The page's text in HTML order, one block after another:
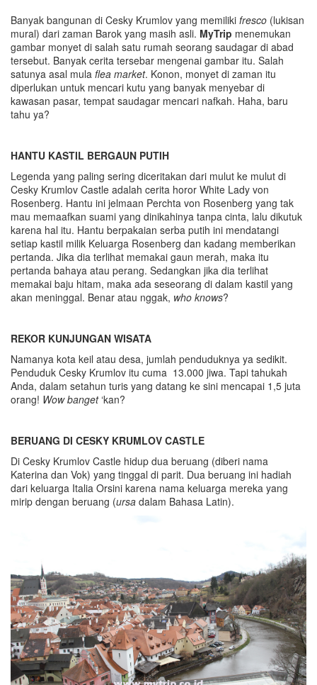
Banyak bangunan di Cesky Krumlov yang memiliki fresco (lukisan
mural) dari zaman Barok yang masih asli. MyTrip menemukan
gambar monyet di salah satu rumah seorang saudagar di abad
tersebut. Banyak cerita tersebar mengenai gambar itu. Salah
satunya asal mula flea market. Konon, monyet di zaman itu
diperlukan untuk mencari kutu yang banyak menyebar di
kawasan pasar, tempat saudagar mencari nafkah. Haha, baru
tahu ya?
HANTU KASTIL BERGAUN PUTIH
Legenda yang paling sering diceritakan dari mulut ke mulut di
Cesky Krumlov Castle adalah cerita horor White Lady von
Rosenberg. Hantu ini jelmaan Perchta von Rosenberg yang tak
mau memaafkan suami yang dinikahinya tanpa cinta, lalu dikutuk
karena hal itu. Hantu berpakaian serba putih ini mendatangi
setiap kastil milik Keluarga Rosenberg dan kadang memberikan
pertanda. Jika dia terlihat memakai gaun merah, maka itu
pertanda bahaya atau perang. Sedangkan jika dia terlihat
memakai baju hitam, maka ada seseorang di dalam kastil yang
akan meninggal. Benar atau nggak, who knows?
REKOR KUNJUNGAN WISATA
Namanya kota keil atau desa, jumlah penduduknya ya sedikit.
Penduduk Cesky Krumlov itu cuma 13.000 jiwa. Tapi tahukah
Anda, dalam setahun turis yang datang ke sini mencapai 1,5 juta
orang! Wow banget‘kan?
BERUANG DI CESKY KRUMLOV CASTLE
Di Cesky Krumlov Castle hidup dua beruang (diberi nama
Katerina dan Vok) yang tinggal di parit. Dua beruang ini hadiah
dari keluarga Italia Orsini karena nama keluarga mereka yang
mirip dengan beruang (ursa dalam Bahasa Latin).